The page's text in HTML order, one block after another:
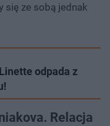
się ze sobą jednak
odpada z
Relacja